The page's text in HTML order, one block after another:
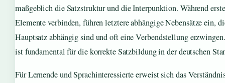
maßgeblich die Satzstruktur und die Interpunktion. Während
Elemente verbinden, führen letztere abhängige Nebensätze ein,
Hauptsatz abhängig sind und oft eine Verbendstellung
ist fundamental für die korrekte Satzbildung in der deutschen
Für Lernende und Sprachinteressierte erweist sich das